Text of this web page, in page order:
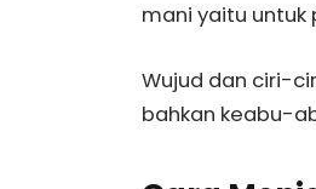
mani yaitu untuk
Wujud dan ciri-
bahkan keabu-